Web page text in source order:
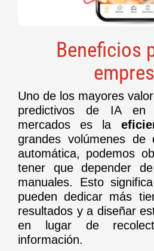
Beneficios
Uno de los mayores
predictivos de IA en
mercados es la
grandes volúmenes de
automática, podemos
tener que depender
manuales. Esto
pueden dedicar más
resultados y a diseñar
en lugar de
información.